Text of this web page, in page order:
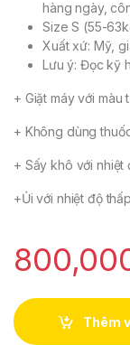
hàng ngày,
Size S (55-
Xuất xứ: Mỹ,
Lưu ý: Đọc kỹ
+ Giặt máy với
+ Không dùng
+ Sấy khô với nhiệt
+Ủi với nhiệt độ thấp
Thêm